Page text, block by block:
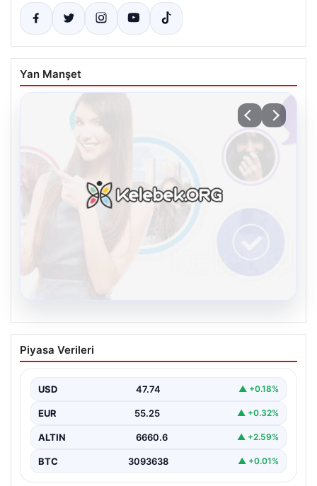
Yan Manşet
Kelebek.Org İle Dijital İletişimin Seviyeli
Adresi Ve Muhabbet Deneyimi
kurması kritik bir hassasiyet taşımaktadır. Halen pek…
Piyasa Verileri
USD 47.74 ▲ +0.18%
EUR 55.25 ▲ +0.32%
ALTIN 6660.6 ▲ +2.59%
BTC 3093638 ▲ +0.01%